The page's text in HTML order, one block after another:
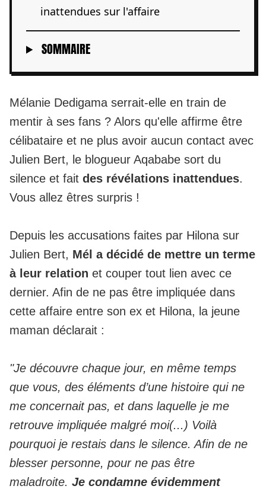
inattendues sur l'affaire
SOMMAIRE
Mélanie Dedigama serrait-elle en train de
mentir à ses fans ? Alors qu'elle affirme être
célibataire et ne plus avoir aucun contact avec
Julien Bert, le blogueur Aqababe sort du
silence et fait des révélations inattendues.
Vous allez êtres surpris !
Depuis les accusations faites par Hilona sur
Julien Bert, Mél a décidé de mettre un terme
à leur relation et couper tout lien avec ce
dernier. Afin de ne pas être impliquée dans
cette affaire entre son ex et Hilona, la jeune
maman déclarait :
"Je découvre chaque jour, en même temps
que vous, des éléments d’une histoire qui ne
me concernait pas, et dans laquelle je me
retrouve impliquée malgré moi(...) Voilà
pourquoi je restais dans le silence. Afin de ne
blesser personne, pour ne pas être
maladroite. Je condamne évidemment